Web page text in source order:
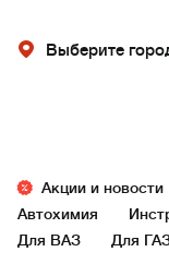
Выберите
Акции и новости
Автохимия
Для ВАЗ
Для